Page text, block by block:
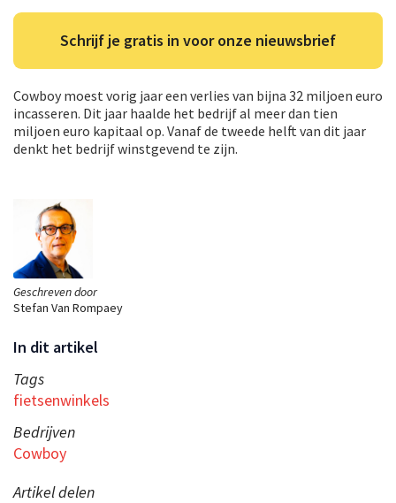
Geschreven door
Stefan Van Rompaey
In dit artikel
Tags
fietsenwinkels
Bedrijven
Cowboy
Artikel delen
Schrijf je gratis in voor onze nieuwsbrief
Cowboy moest vorig jaar een verlies van bijna 32 miljoen euro
incasseren. Dit jaar haalde het bedrijf al meer dan tien
miljoen euro kapitaal op. Vanaf de tweede helft van dit jaar
denkt het bedrijf winstgevend te zijn.